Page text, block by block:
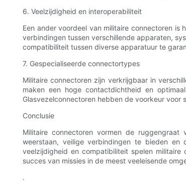
6. Veelzijdigheid en interoperabiliteit
Een ander voordeel van militaire connectoren
verbindingen tussen verschillende apparaten,
compatibiliteit tussen diverse apparatuur te
7. Gespecialiseerde connectortypes
Militaire connectoren zijn verkrijgbaar in
maken een hoge contactdichtheid en
Glasvezelconnectoren hebben de voorkeur voor
Conclusie
Militaire connectoren vormen de ruggengraat
weerstaan, veilige verbindingen te bieden en
veelzijdigheid en compatibiliteit spelen
succes van missies in de meest veeleisende
.